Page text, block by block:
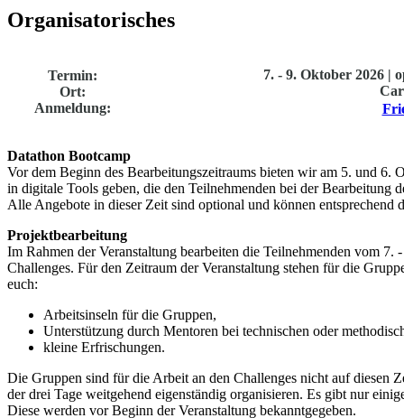
Organisatorisches
Termin:
Ort:
Anmeldung:
7. - 9. Oktober 2026 |
Datathon Bootcamp
Vor dem Beginn des Bearbeitungszeitraums bieten wir am 5. und
in digitale Tools geben, die den Teilnehmenden bei der Bearbeitung
Alle Angebote in dieser Zeit sind optional und können entsprechend
Projektbearbeitung
Im Rahmen der Veranstaltung bearbeiten die Teilnehmenden vom
Challenges. Für den Zeitraum der Veranstaltung stehen für die
euch:
Arbeitsinseln für die Gruppen,
Unterstützung durch Mentoren bei technischen oder
kleine Erfrischungen.
Die Gruppen sind für die Arbeit an den Challenges nicht auf diesen
der drei Tage weitgehend eigenständig organisieren. Es gibt nur
Diese werden vor Beginn der Veranstaltung bekanntgegeben.